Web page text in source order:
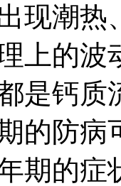
现潮热
上的波
是钙质
的防病
期的